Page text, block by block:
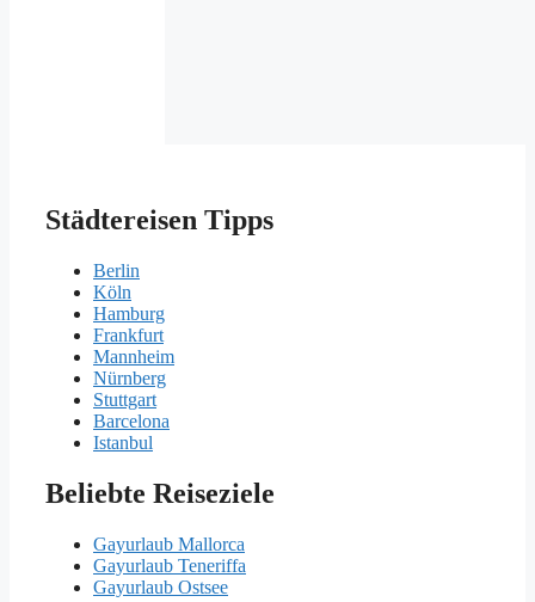
Städtereisen Tipps
Berlin
Köln
Hamburg
Frankfurt
Mannheim
Nürnberg
Stuttgart
Barcelona
Istanbul
Beliebte Reiseziele
Gayurlaub Mallorca
Gayurlaub Teneriffa
Gayurlaub Ostsee